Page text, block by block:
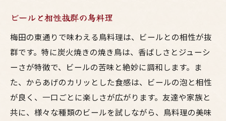
ビールと相性抜群の鳥料理
梅田の東通りで味わえる鳥料理は、ビールとの相性が抜
群です。特に炭火焼きの焼き鳥は、香ばしさとジューシ
ーさが特徴で、ビールの苦味と絶妙に調和します。ま
た、からあげのカリッとした食感は、ビールの泡と相性
が良く、一口ごとに楽しさが広がります。友達や家族と
共に、様々な種類のビールを試しながら、鳥料理の美味